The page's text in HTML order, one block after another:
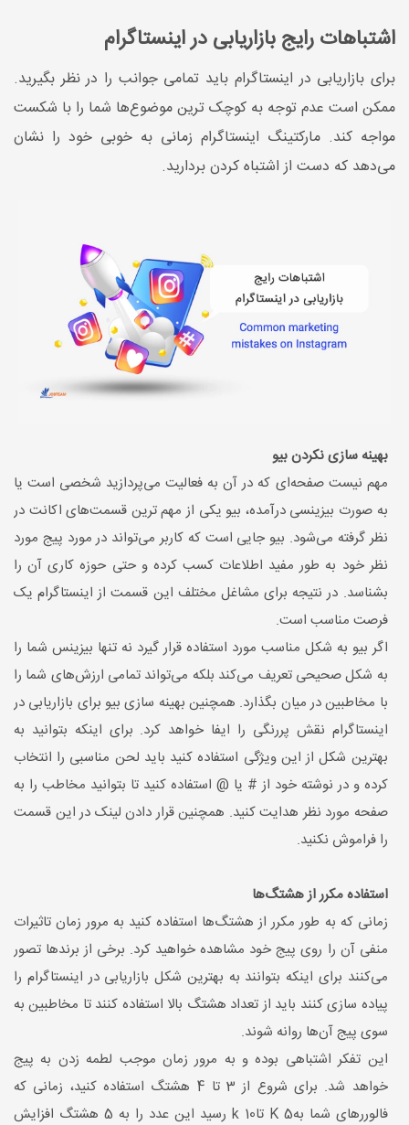
اشتباهات رایج بازاریابی در اینستاگرام
برای بازاریابی در اینستاگرام باید تمامی جوانب را در نظر بگیرید.
ممکن است عدم توجه به کوچک ترین موضوع‌ها شما را با شکست
مواجه کند. مارکتینگ اینستاگرام زمانی به خوبی خود را نشان
می‌دهد که دست از اشتباه کردن بردارید.
بهینه سازی نکردن بیو
مهم نیست صفحه‌ای که در آن به فعالیت می‌پردازید شخصی است یا
به صورت بیزینسی درآمده، بیو یکی از مهم ترین قسمت‌های اکانت در
نظر گرفته می‌شود. بیو جایی است که کاربر می‌تواند در مورد پیج مورد
نظر خود به طور مفید اطلاعات کسب کرده و حتی حوزه کاری آن را
بشناسد. در نتیجه برای مشاغل مختلف این قسمت از اینستاگرام یک
فرصت مناسب است.
اگر بیو به شکل مناسب مورد استفاده قرار گیرد نه تنها بیزینس شما را
به شکل صحیحی تعریف می‌کند بلکه می‌تواند تمامی ارزش‌های شما را
با مخاطبین در میان بگذارد. همچنین بهینه سازی بیو برای بازاریابی در
اینستاگرام نقش پررنگی را ایفا خواهد کرد. برای اینکه بتوانید به
بهترین شکل از این ویژگی استفاده کنید باید لحن مناسبی را انتخاب
کرده و در نوشته خود از # یا @ استفاده کنید تا بتوانید مخاطب را به
صفحه مورد نظر هدایت کنید. همچنین قرار دادن لینک در این قسمت
را فراموش نکنید.
استفاده مکرر از هشتگ‌ها
زمانی که به طور مکرر از هشتگ‌ها استفاده کنید به مرور زمان تاثیرات
منفی آن را روی پیج خود مشاهده خواهید کرد. برخی از برندها تصور
می‌کنند برای اینکه بتوانند به بهترین شکل بازاریابی در اینستاگرام را
پیاده سازی کنند باید از تعداد هشتگ‌ بالا استفاده کنند تا مخاطبین به
سوی پیج آن‌ها روانه شوند.
این تفکر اشتباهی بوده و به مرور زمان موجب لطمه زدن به پیج
خواهد شد. برای شروع از 3 تا 4 هشتگ استفاده کنید، زمانی که
فالوررهای شما بهK 5 تاk 10 رسید این عدد را به 5 هشتگ افزایش